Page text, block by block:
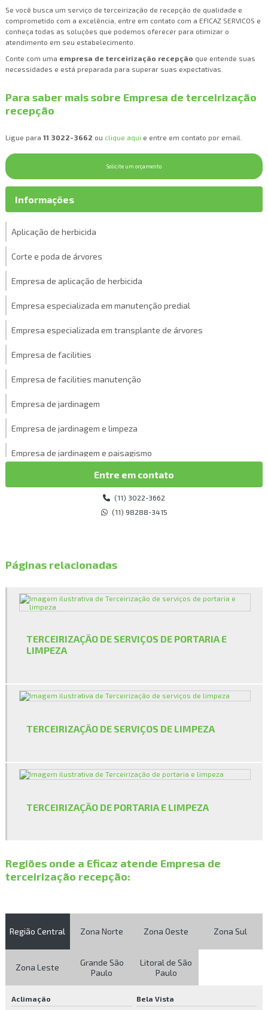
Se você busca um serviço de terceirização de recepção de qualidade e
comprometido com a excelência, entre em contato com a EFICAZ SERVICOS e
conheça todas as soluções que podemos oferecer para otimizar o
atendimento em seu estabelecimento.
Conte com uma empresa de terceirização recepção que entende suas
necessidades e está preparada para superar suas expectativas.
Para saber mais sobre Empresa de terceirização
recepção
Ligue para 11 3022-3662 ou clique aqui e entre em contato por email.
Solicite um orçamento
Informações
Aplicação de herbicida
Corte e poda de árvores
Empresa de aplicação de herbicida
Empresa especializada em manutenção predial
Empresa especializada em transplante de árvores
Empresa de facilities
Empresa de facilities manutenção
Empresa de jardinagem
Empresa de jardinagem e limpeza
Empresa de jardinagem e paisagismo
Empresa de jardinagem e paisagismo em sp
Empresa de limpeza predial
Empresa de manutenção de jardim
Empresa de manutenção predial
Empresa de manutenção predial sp
Empresa de plantio de mudas
Empresa de prestação de serviços de limpeza para condomínios
Empresa que faz reflorestamento
Entre em contato
(11) 3022-3662
(11) 98288-3415
Páginas relacionadas
TERCEIRIZAÇÃO DE SERVIÇOS DE PORTARIA E
LIMPEZA
TERCEIRIZAÇÃO DE SERVIÇOS DE LIMPEZA
TERCEIRIZAÇÃO DE PORTARIA E LIMPEZA
Regiões onde a Eficaz atende Empresa de
terceirização recepção:
Região Central Zona Norte Zona Oeste Zona Sul
Zona Leste
Grande São
Paulo
Litoral de São
Paulo
Aclimação Bela Vista